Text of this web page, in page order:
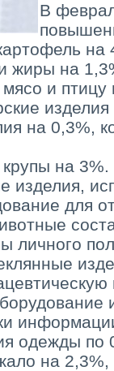
В
на
жиры на
и
на 0,3%,
на 3%.
изделия,
для
личного
одежды по
на